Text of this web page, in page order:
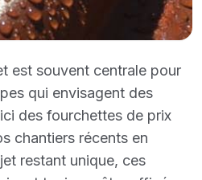
est souvent centrale pour
qui envisagent des
des fourchettes de prix
chantiers récents en
restant unique, ces